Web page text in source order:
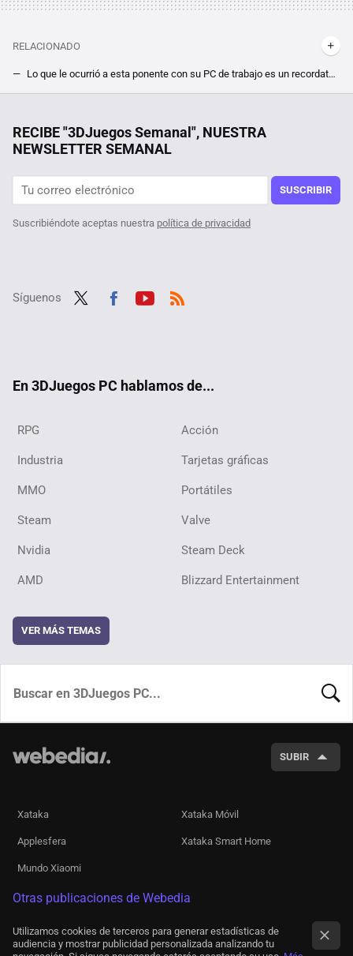
RELACIONADO
Lo que le ocurrió a esta ponente con su PC de trabajo es un recordatorio para que no olvidemos actualizar Windows
Si quieres hacer que el primer The Witcher tenga unos gráficos más "next gen", necesitas este mod para PC
RECIBE "3DJuegos Semanal", NUESTRA
NEWSLETTER SEMANAL
SUSCRIBIR
Suscribiéndote aceptas nuestra política de privacidad
Síguenos
En 3DJuegos PC hablamos de...
RPG Acción
Industria Tarjetas gráficas
MMO Portátiles
Steam Valve
Nvidia Steam Deck
AMD Blizzard Entertainment
VER MÁS TEMAS
SUBIR
Xataka Xataka Móvil
Applesfera Xataka Smart Home
Mundo Xiaomi
Otras publicaciones de Webedia
Utilizamos cookies de terceros para generar estadísticas de
audiencia y mostrar publicidad personalizada analizando tu